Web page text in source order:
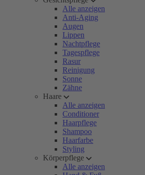
Alle anzeigen
Anti-Aging
Augen
Lippen
Nachtpflege
Tagespflege
Rasur
Reinigung
Sonne
Zähne
Haare
Alle anzeigen
Conditioner
Haarpflege
Shampoo
Haarfarbe
Styling
Körperpflege
Alle anzeigen